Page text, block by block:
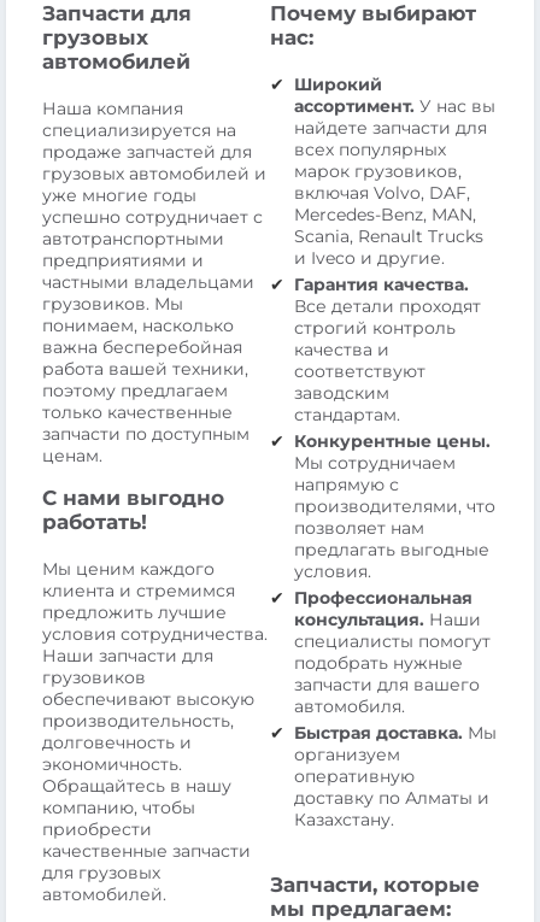
Запчасти для
грузовых
автомобилей
Наша компания
специализируется на
продаже запчастей для
грузовых автомобилей и
уже многие годы
успешно сотрудничает с
автотранспортными
предприятиями и
частными владельцами
грузовиков. Мы
понимаем, насколько
важна бесперебойная
работа вашей техники,
поэтому предлагаем
только качественные
запчасти по доступным
ценам.
С нами выгодно
работать!
Мы ценим каждого
клиента и стремимся
предложить лучшие
условия сотрудничества.
Наши запчасти для
грузовиков
обеспечивают высокую
производительность,
долговечность и
экономичность.
Обращайтесь в нашу
компанию, чтобы
приобрести
качественные запчасти
для грузовых
автомобилей.
Почему выбирают
нас:
Широкий
ассортимент. У нас вы
найдете запчасти для
всех популярных
марок грузовиков,
включая Volvo, DAF,
Mercedes-Benz, MAN,
Scania, Renault Trucks
и Iveco и другие.
Гарантия качества.
Все детали проходят
строгий контроль
качества и
соответствуют
заводским
стандартам.
Конкурентные цены.
Мы сотрудничаем
напрямую с
производителями, что
позволяет нам
предлагать выгодные
условия.
Профессиональная
консультация. Наши
специалисты помогут
подобрать нужные
запчасти для вашего
автомобиля.
Быстрая доставка. Мы
организуем
оперативную
доставку по Алматы и
Казахстану.
Запчасти, которые
мы предлагаем: